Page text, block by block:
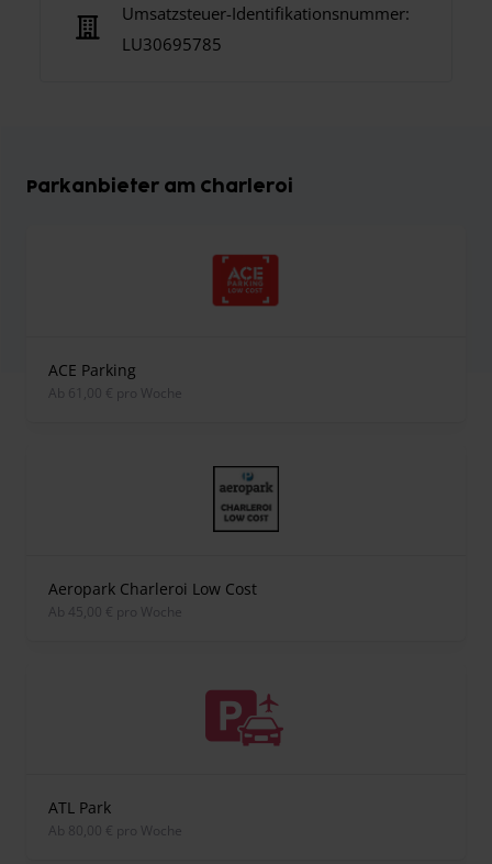
Umsatzsteuer-Identifikationsnummer:
LU30695785
Parkanbieter am Charleroi
ACE Parking
ab 61,00 € pro Woche
Aeropark Charleroi Low Cost
ab 45,00 € pro Woche
ATL Park
ab 80,00 € pro Woche